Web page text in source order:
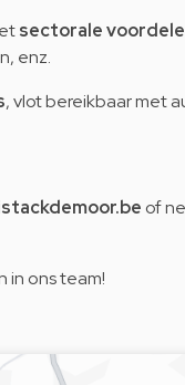
sectorale
enz.
, vlot bereikbaar met
of
in ons team!